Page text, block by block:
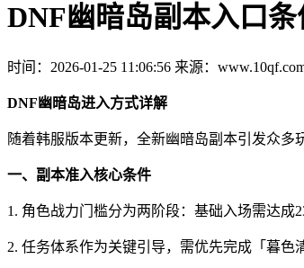
DNF幽暗岛副本入口
时间：2026-01-25 11:06:56 来源：
DNF幽暗岛进入方式详解
随着韩服版本更新，全新幽暗岛副本引发众多
一、副本准入核心条件
1. 角色战力门槛分为两阶段：基础入场需达成
2. 任务体系作为关键引导，需优先完成「暮色